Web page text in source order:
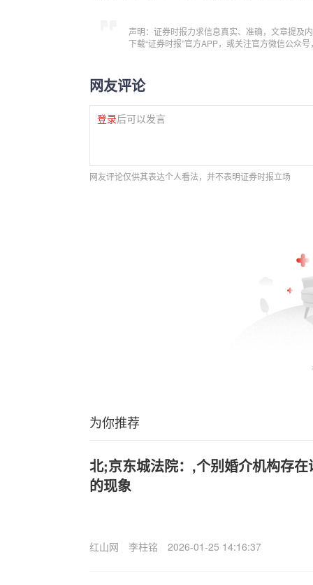
声明：证券时报力求信息真实、准确，文章提及
下载“证券时报”官方APP，或关注官方微信公众
网友评论
登录后可以发言
网友评论仅供其表达个人看法，并不表明证券时报立场
为你推荐
北;京东城法院：,个别婚介机构存
的现象
红山网 李柱铭 2026-01-25 14:16:37